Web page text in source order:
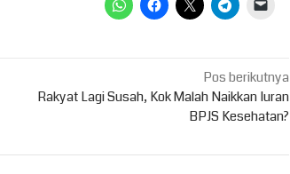
Pos berikutnya
Rakyat Lagi Susah, Kok Malah Naikkan Iuran
BPJS Kesehatan?